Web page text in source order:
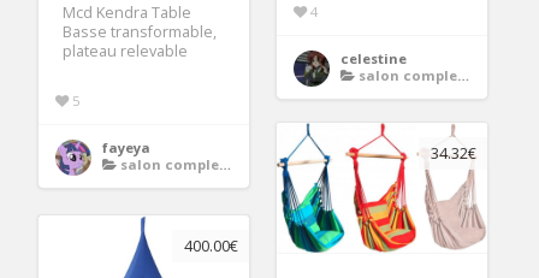
Mcd Kendra Table
Basse transformable,
plateau relevable
5
fayeya
salon complet blanc laque
4
celestine
salon complet blanc laque
34.32€
400.00€